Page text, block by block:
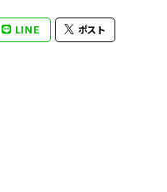
LINE ポスト